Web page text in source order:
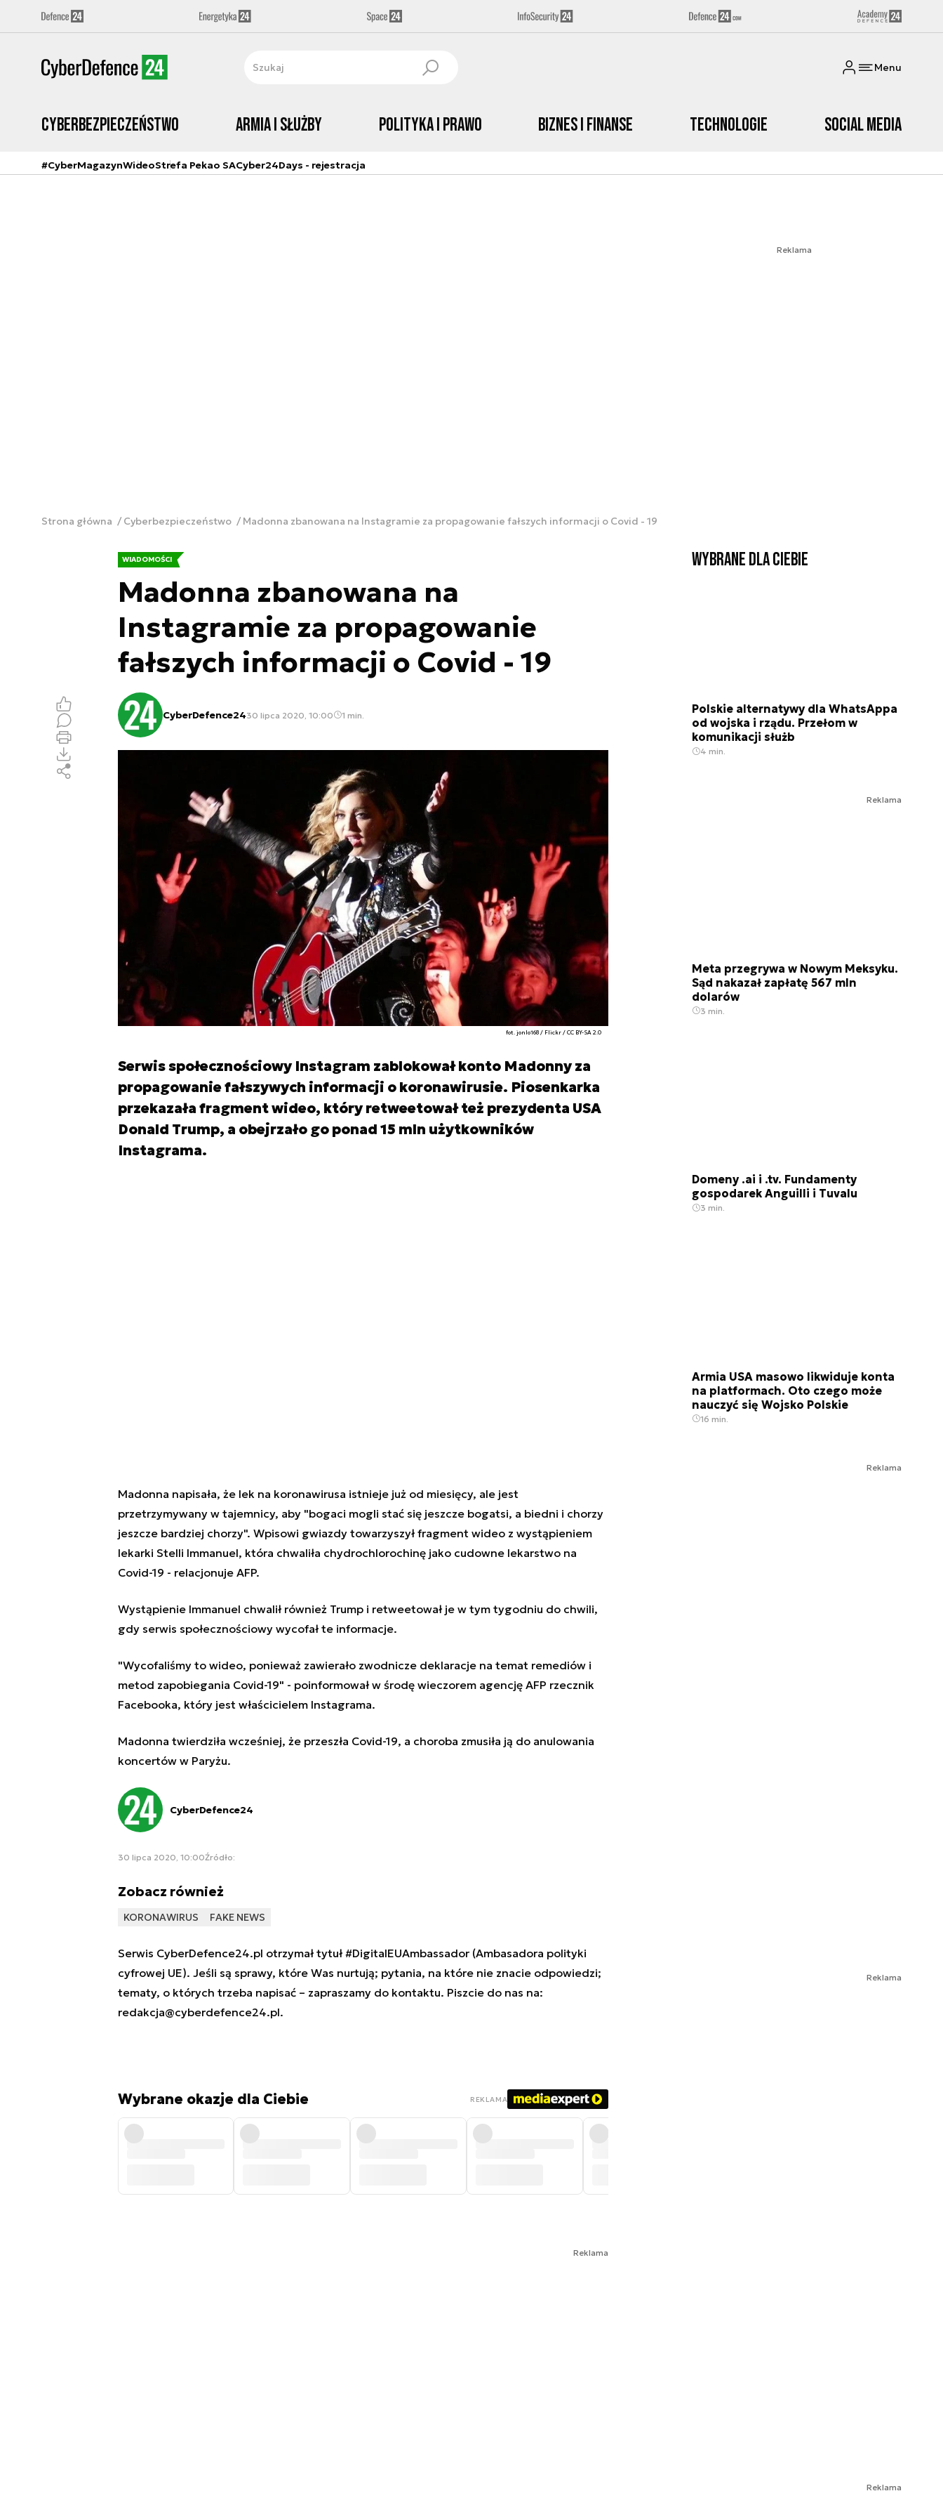
Menu
Cyberbezpieczeństwo Armia i Służby Polityka i prawo Biznes i Finanse Technologie Social media
#CyberMagazynWideoStrefa Pekao SACyber24Days - rejestracja
Reklama
Strona główna Cyberbezpieczeństwo Madonna zbanowana na Instagramie za propagowanie fałszych informacji o Covid - 19
WIADOMOŚCI
Madonna zbanowana na
Instagramie za propagowanie
fałszych informacji o Covid - 19
CyberDefence2430 lipca 2020, 10:00 1 min.
fot. jonlo168 / Flickr / CC BY-SA 2.0
Serwis społecznościowy Instagram zablokował konto Madonny za
propagowanie fałszywych informacji o koronawirusie. Piosenkarka
przekazała fragment wideo, który retweetował też prezydenta USA
Donald Trump, a obejrzało go ponad 15 mln użytkowników
Instagrama.
Madonna napisała, że lek na koronawirusa istnieje już od miesięcy, ale jest
przetrzymywany w tajemnicy, aby "bogaci mogli stać się jeszcze bogatsi, a biedni i chorzy
jeszcze bardziej chorzy". Wpisowi gwiazdy towarzyszył fragment wideo z wystąpieniem
lekarki Stelli Immanuel, która chwaliła chydrochlorochinę jako cudowne lekarstwo na
Covid-19 - relacjonuje AFP.
Wystąpienie Immanuel chwalił również Trump i retweetował je w tym tygodniu do chwili,
gdy serwis społecznościowy wycofał te informacje.
"Wycofaliśmy to wideo, ponieważ zawierało zwodnicze deklaracje na temat remediów i
metod zapobiegania Covid-19" - poinformował w środę wieczorem agencję AFP rzecznik
Facebooka, który jest właścicielem Instagrama.
Madonna twierdziła wcześniej, że przeszła Covid-19, a choroba zmusiła ją do anulowania
koncertów w Paryżu.
CyberDefence24
30 lipca 2020, 10:00Źródło:
Zobacz również
KORONAWIRUS FAKE NEWS
Serwis CyberDefence24.pl otrzymał tytuł #DigitalEUAmbassador (Ambasadora polityki
cyfrowej UE). Jeśli są sprawy, które Was nurtują; pytania, na które nie znacie odpowiedzi;
tematy, o których trzeba napisać – zapraszamy do kontaktu. Piszcie do nas na:
redakcja@cyberdefence24.pl.
Wybrane okazje dla Ciebie REKLAMA
Reklama
Wybrane dla Ciebie
Polskie alternatywy dla WhatsAppa
od wojska i rządu. Przełom w
komunikacji służb
4 min.
Reklama
Meta przegrywa w Nowym Meksyku.
Sąd nakazał zapłatę 567 mln
dolarów
3 min.
Domeny .ai i .tv. Fundamenty
gospodarek Anguilli i Tuvalu
3 min.
Armia USA masowo likwiduje konta
na platformach. Oto czego może
nauczyć się Wojsko Polskie
16 min.
Reklama
Reklama
Reklama